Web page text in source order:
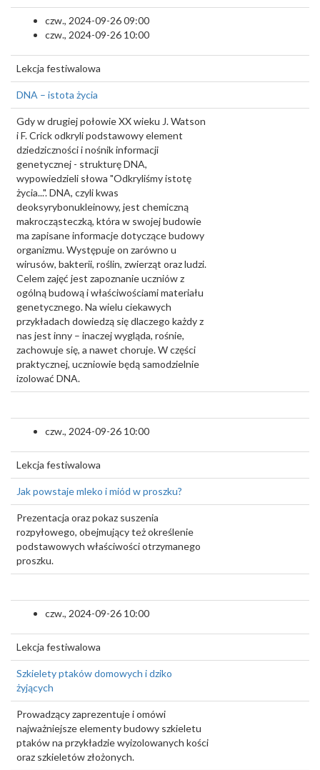
czw., 2024-09-26 09:00
czw., 2024-09-26 10:00
Lekcja festiwalowa
DNA – istota życia
Gdy w drugiej połowie XX wieku J. Watson
i F. Crick odkryli podstawowy element
dziedziczności i nośnik informacji
genetycznej - strukturę DNA,
wypowiedzieli słowa "Odkryliśmy istotę
życia...". DNA, czyli kwas
deoksyrybonukleinowy, jest chemiczną
makrocząsteczką, która w swojej budowie
ma zapisane informacje dotyczące budowy
organizmu. Występuje on zarówno u
wirusów, bakterii, roślin, zwierząt oraz ludzi.
Celem zajęć jest zapoznanie uczniów z
ogólną budową i właściwościami materiału
genetycznego. Na wielu ciekawych
przykładach dowiedzą się dlaczego każdy z
nas jest inny – inaczej wygląda, rośnie,
zachowuje się, a nawet choruje. W części
praktycznej, uczniowie będą samodzielnie
izolować DNA.
czw., 2024-09-26 10:00
Lekcja festiwalowa
Jak powstaje mleko i miód w proszku?
Prezentacja oraz pokaz suszenia
rozpyłowego, obejmujący też określenie
podstawowych właściwości otrzymanego
proszku.
czw., 2024-09-26 10:00
Lekcja festiwalowa
Szkielety ptaków domowych i dziko
żyjących
Prowadzący zaprezentuje i omówi
najważniejsze elementy budowy szkieletu
ptaków na przykładzie wyizolowanych kości
oraz szkieletów złożonych.